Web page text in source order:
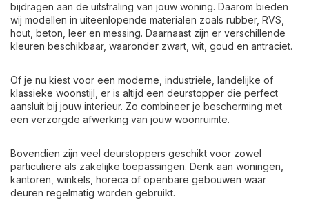
bijdragen aan de uitstraling van jouw woning. Daarom bieden
wij modellen in uiteenlopende materialen zoals rubber, RVS,
hout, beton, leer en messing. Daarnaast zijn er verschillende
kleuren beschikbaar, waaronder zwart, wit, goud en antraciet.
Of je nu kiest voor een moderne, industriële, landelijke of
klassieke woonstijl, er is altijd een deurstopper die perfect
aansluit bij jouw interieur. Zo combineer je bescherming met
een verzorgde afwerking van jouw woonruimte.
Bovendien zijn veel deurstoppers geschikt voor zowel
particuliere als zakelijke toepassingen. Denk aan woningen,
kantoren, winkels, horeca of openbare gebouwen waar
deuren regelmatig worden gebruikt.